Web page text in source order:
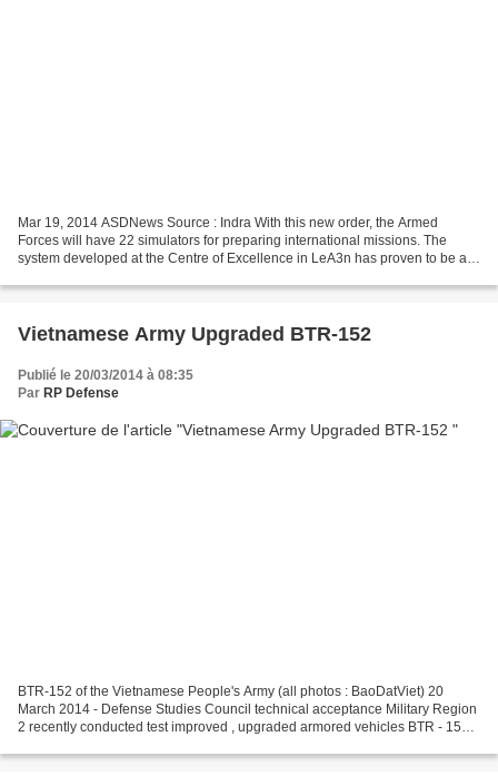
Mar 19, 2014 ASDNews Source : Indra With this new order, the Armed
Forces will have 22 simulators for preparing international missions. The
system developed at the Centre of Excellence in LeA3n has proven to be an
Vietnamese Army Upgraded BTR-152
Publié le 20/03/2014 à 08:35
Par RP Defense
BTR-152 of the Vietnamese People's Army (all photos : BaoDatViet) 20
March 2014 - Defense Studies Council technical acceptance Military Region
2 recently conducted test improved , upgraded armored vehicles BTR - 152.